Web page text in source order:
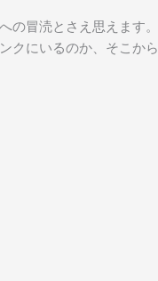
冒涜とさえ思えます。
クにいるのか、そこから